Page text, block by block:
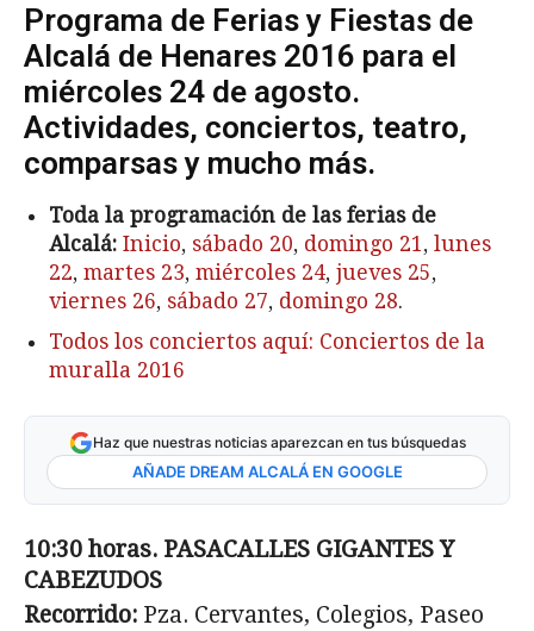
Programa de Ferias y Fiestas de
Alcalá de Henares 2016 para el
miércoles 24 de agosto.
Actividades, conciertos, teatro,
comparsas y mucho más.
Toda la programación de las ferias de
Alcalá: Inicio, sábado 20, domingo 21, lunes
22, martes 23, miércoles 24, jueves 25,
viernes 26, sábado 27, domingo 28.
Todos los conciertos aquí: Conciertos de la
muralla 2016
Haz que nuestras noticias aparezcan en tus búsquedas
AÑADE DREAM ALCALÁ EN GOOGLE
10:30 horas. PASACALLES GIGANTES Y
CABEZUDOS
Recorrido: Pza. Cervantes, Colegios, Paseo